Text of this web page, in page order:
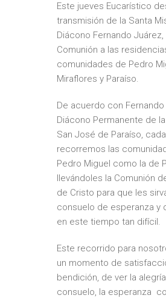
Este jueves Eucarístico
transmisión de la Santa
Diácono Fernando Juárez,
Comunión a las
comunidades de Pedro
Miraflores y Paraíso.
De acuerdo con Fernando
Diácono Permanente de
San José de Paraíso,
recorremos las
Pedro Miguel como la de
llevándoles la Comunión
de Cristo para que les
consuelo de esperanza y
en este tiempo tan difícil.
Este recorrido para
un momento de
bendición, de ver la
consuelo, la esperanza